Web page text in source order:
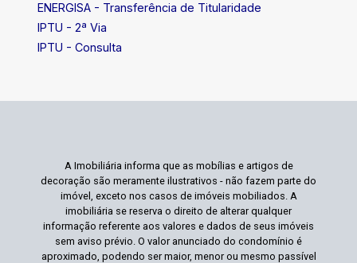
ENERGISA - Transferência de Titularidade
IPTU - 2ª Via
IPTU - Consulta
A Imobiliária informa que as mobílias e artigos de
decoração são meramente ilustrativos - não fazem parte do
imóvel, exceto nos casos de imóveis mobiliados. A
imobiliária se reserva o direito de alterar qualquer
informação referente aos valores e dados de seus imóveis
sem aviso prévio. O valor anunciado do condomínio é
aproximado, podendo ser maior, menor ou mesmo passível